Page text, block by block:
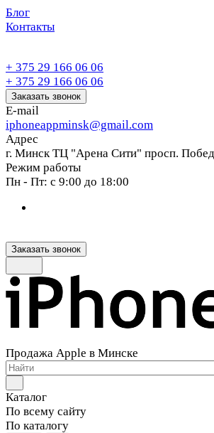
Блог
Контакты
+ 375 29 166 06 06
+ 375 29 166 06 06
Заказать звонок
E-mail
iphoneappminsk@gmail.com
Адрес
г. Минск ТЦ "Арена Сити" просп.
Режим работы
Пн - Пт: с 9:00 до 18:00
Заказать звонок
Продажа Apple в Минске
Каталог
По всему сайту
По каталогу